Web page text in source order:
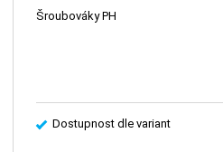
Šroubováky PH
Dostupnost dle variant